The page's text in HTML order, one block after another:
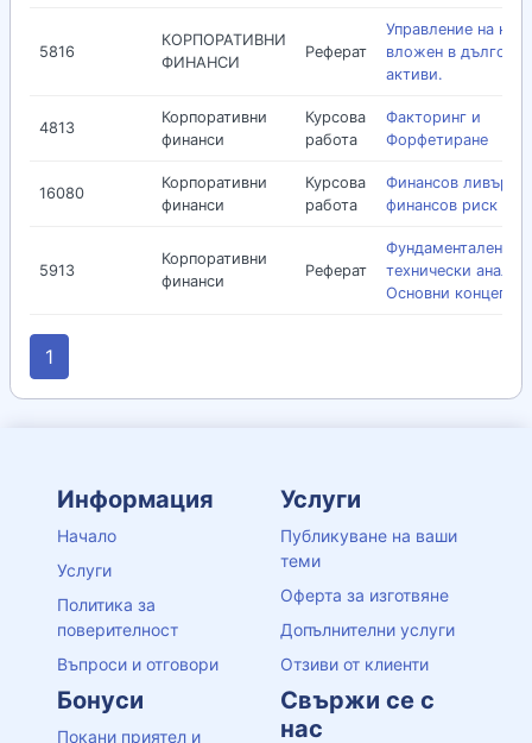
5816
КОРПОРАТИВНИ
ФИНАНСИ
Реферат
Управление на
вложен в
активи.
4813
Корпоративни
финанси
Курсова
работа
Факторинг и
Форфетиране
16080
Корпоративни
финанси
Курсова
работа
Финансов
финансов риск
5913
Корпоративни
финанси
Реферат
Фундаментален и
технически анализ.
Основни
1
Информация
Начало
Услуги
Политика за
поверителност
Въпроси и отговори
Услуги
Публикуване на ваши
теми
Оферта за изготвяне
Допълнителни услуги
Отзиви от клиенти
Бонуси
Покани приятел и
Свържи се с
нас